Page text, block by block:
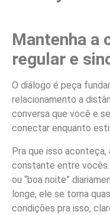
Mantenha a
regular e
O diálogo é peça
relacionamento a
conversa que você e
conectar enquanto
Pra que isso
constante entre vocês.
ou “boa noite”
longe, ele se torna
condições pra isso,